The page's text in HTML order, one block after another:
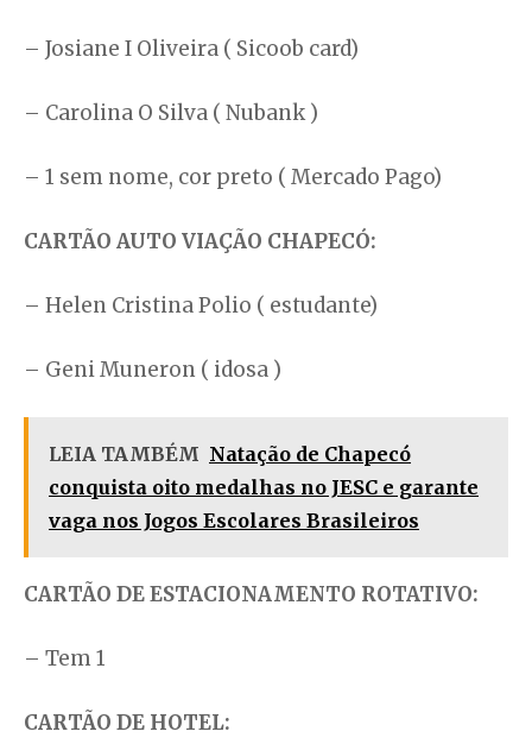
– Josiane I Oliveira ( Sicoob card)
– Carolina O Silva ( Nubank )
– 1 sem nome, cor preto ( Mercado Pago)
CARTÃO AUTO VIAÇÃO CHAPECÓ:
– Helen Cristina Polio ( estudante)
– Geni Muneron ( idosa )
LEIA TAMBÉM Natação de Chapecó
conquista oito medalhas no JESC e garante
vaga nos Jogos Escolares Brasileiros
CARTÃO DE ESTACIONAMENTO ROTATIVO:
– Tem 1
CARTÃO DE HOTEL: